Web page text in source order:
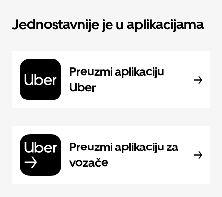
Jednostavnije je u aplikacijama
Preuzmi aplikaciju
Uber
Preuzmi aplikaciju za
vozače